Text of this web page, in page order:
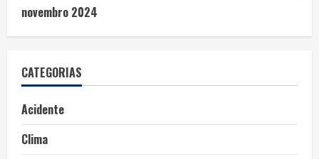
novembro 2024
CATEGORIAS
Acidente
Clima